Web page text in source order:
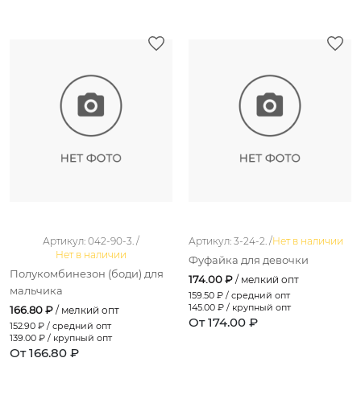
Артикул: 042-90-3. /
Нет в наличии
Полукомбинезон (боди) для
мальчика
166.80 ₽ / мелкий опт
152.90 ₽ / средний опт
139.00 ₽ / крупный опт
От 166.80 ₽
Артикул: 3-24-2. /Нет в наличии
Фуфайка для девочки
174.00 ₽ / мелкий опт
159.50 ₽ / средний опт
145.00 ₽ / крупный опт
От 174.00 ₽